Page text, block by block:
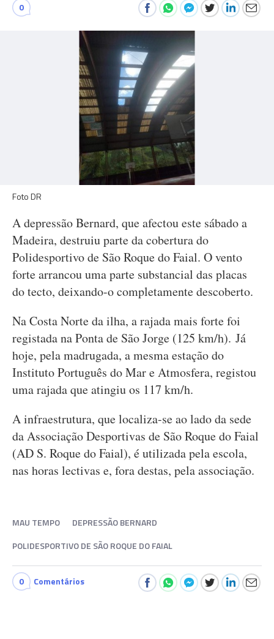
0
Foto DR
A depressão Bernard, que afectou este sábado a
Madeira, destruiu parte da cobertura do
Polidesportivo de São Roque do Faial. O vento
forte arrancou uma parte substancial das placas
do tecto, deixando-o completamente descoberto.
Na Costa Norte da ilha, a rajada mais forte foi
registada na Ponta de São Jorge (125 km/h). Já
hoje, pela madrugada, a mesma estação do
Instituto Português do Mar e Atmosfera, registou
uma rajada que atingiu os 117 km/h.
A infraestrutura, que localiza-se ao lado da sede
da Associação Desportivas de São Roque do Faial
(AD S. Roque do Faial), é utilizada pela escola,
nas horas lectivas e, fora destas, pela associação.
MAU TEMPO
DEPRESSÃO BERNARD
POLIDESPORTIVO DE SÃO ROQUE DO FAIAL
0 Comentários